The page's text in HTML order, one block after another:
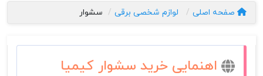
صفحه اصلی لوازم شخصی برقی سشوار
اهنمایی خرید سشوار کیمیا